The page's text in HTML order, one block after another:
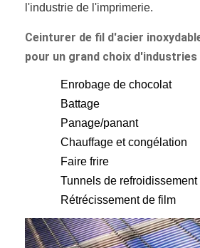
l'industrie de l'imprimerie.
Ceinturer de fil d'acier
pour un grand choix
Enrobage de chocolat
Battage
Panage/panant
Chauffage et congélation
Faire frire
Tunnels de refroidissement
Rétrécissement de film